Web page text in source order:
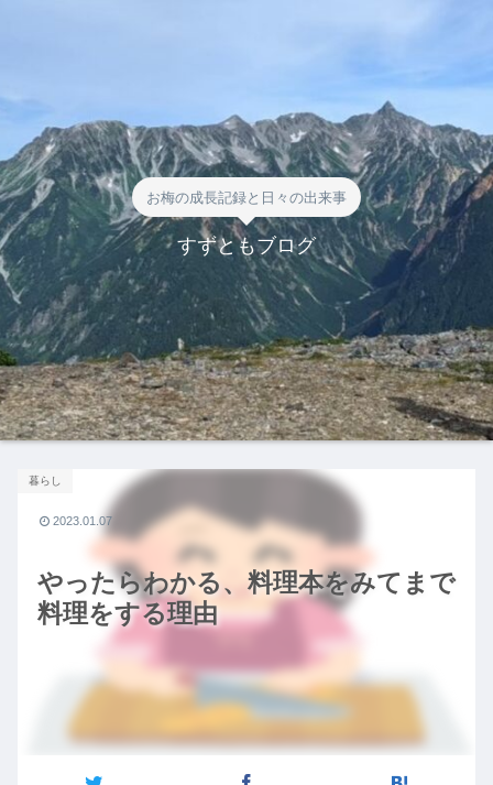
お梅の成長記録と日々の出来事
すずともブログ
やったらわかる、料理本をみてまで
料理をする理由
暮らし
2023.01.07